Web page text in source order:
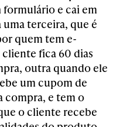
formulário e cai em
terceira, que é
quem tem e-
fica 60 dias
outra quando ele
um cupom de
compra, e tem o
o cliente recebe